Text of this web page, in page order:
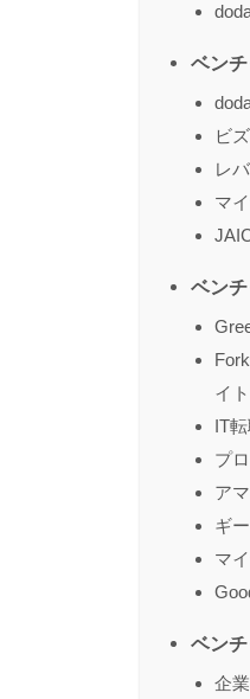
ベン
ビ
レ
マ
ベン
イ
IT
プ
ア
ギ
マ
ベン
企